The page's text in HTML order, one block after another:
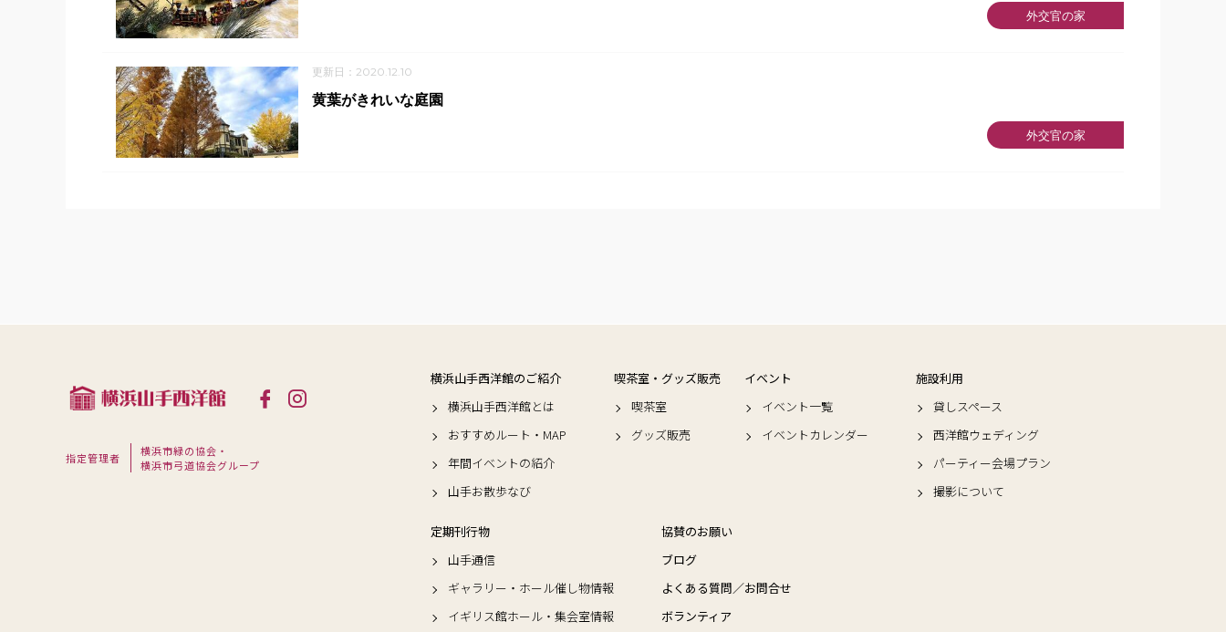
外交官の家
更新日：2020.12.10
外交官の家
黄葉がきれいな庭園
指定管理者
横浜市緑の協会・
横浜市弓道協会グループ
横浜山手西洋館のご紹介
横浜山手西洋館とは
おすすめルート・MAP
年間イベントの紹介
山手お散歩なび
喫茶室・グッズ販売
喫茶室
グッズ販売
イベント
イベント一覧
イベントカレンダー
施設利用
貸しスペース
西洋館ウェディング
パーティー会場プラン
撮影について
定期刊行物
山手通信
ギャラリー・ホール催し物情報
イギリス館ホール・集会室情報
協賛のお願い
ブログ
よくある質問／お問合せ
ボランティア